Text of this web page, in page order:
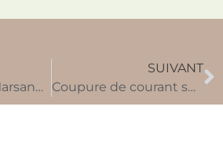
Vide Grenier à Marsaneix 15 Juin 2025
SUIVANT
Coupure de courant sur la commune le 02 Juin entre 08h30 et 14h30